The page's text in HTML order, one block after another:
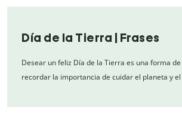
Día de la Tierra | Frases
Desear un feliz Día de la Tierra es una forma
recordar la importancia de cuidar el planeta y